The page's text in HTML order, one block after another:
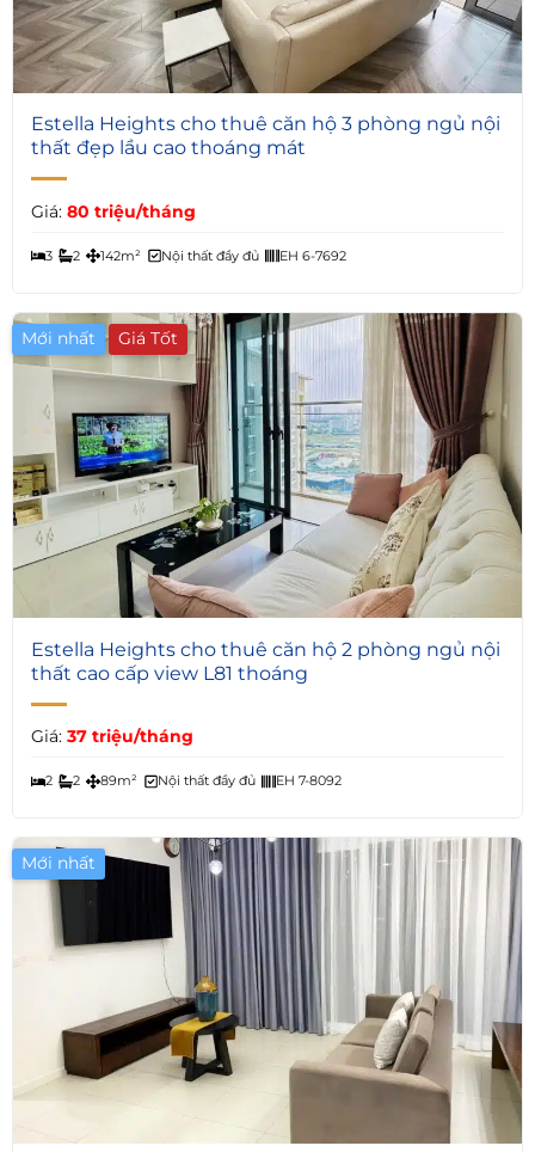
5
Estella Heights cho thuê căn hộ 3 phòng ngủ nội
thất đẹp lầu cao thoáng mát
Giá: 80 triệu/tháng
3 2 142m² Nội thất đầy đủ EH 6-7692
Mới nhất Giá Tốt
6
Estella Heights cho thuê căn hộ 2 phòng ngủ nội
thất cao cấp view L81 thoáng
Giá: 37 triệu/tháng
2 2 89m² Nội thất đầy đủ EH 7-8092
Mới nhất